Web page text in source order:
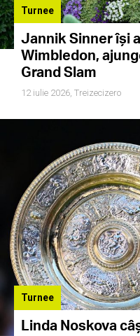
Turnee
Jannik Sinner își
Wimbledon,
Grand Slam
12 iulie 2026, Treizecizero
Turnee
Linda Noskova